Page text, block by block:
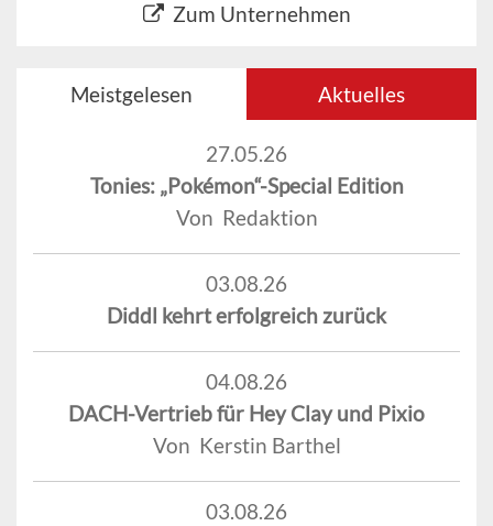
Zum Unternehmen
Meistgelesen Aktuelles
27.05.26
Tonies: „Pokémon“-Special Edition
Von Redaktion
03.08.26
Diddl kehrt erfolgreich zurück
04.08.26
DACH-Vertrieb für Hey Clay und Pixio
Von Kerstin Barthel
03.08.26